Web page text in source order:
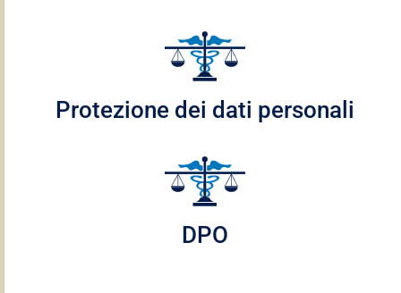
Protezione dei dati personali​
DPO